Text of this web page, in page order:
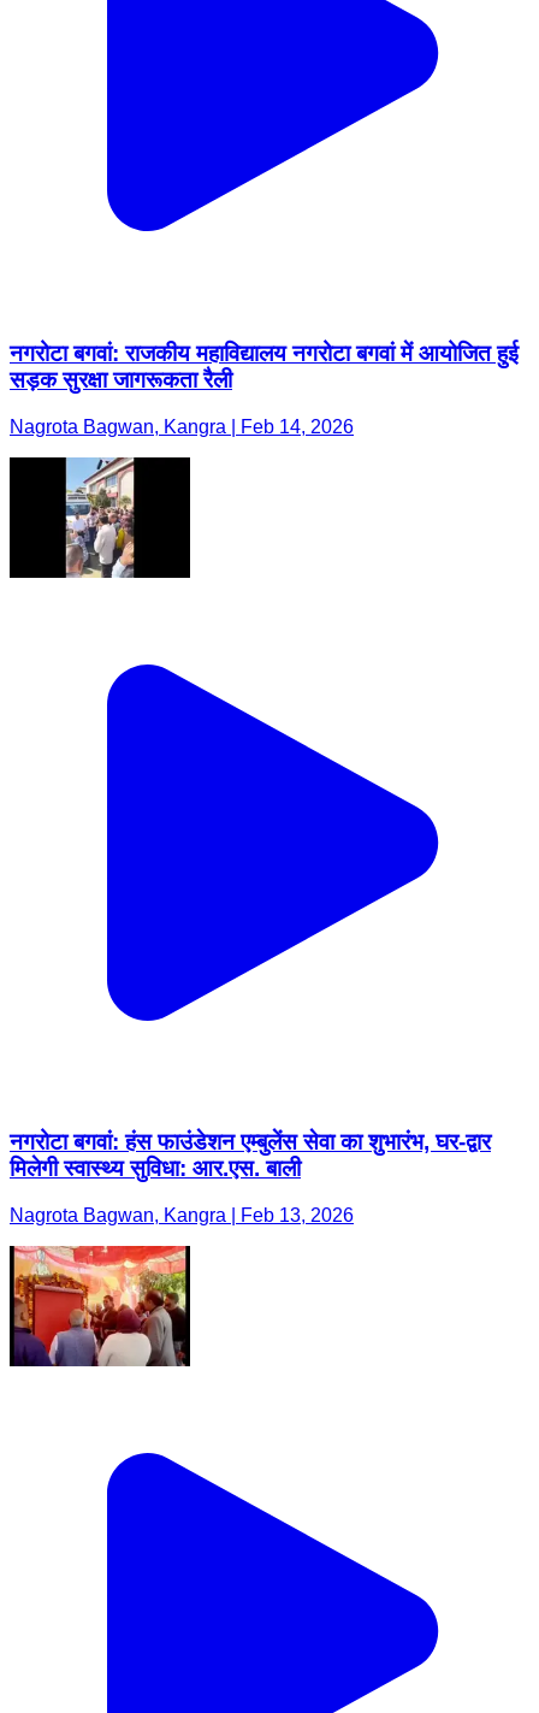
नगरोटा बगवां: राजकीय महाविद्यालय नगरोटा बगवां में आयोजित हुई
सड़क सुरक्षा जागरूकता रैली
Nagrota Bagwan, Kangra | Feb 14, 2026
नगरोटा बगवां: हंस फाउंडेशन एम्बुलेंस सेवा का शुभारंभ, घर-द्वार
मिलेगी स्वास्थ्य सुविधा: आर.एस. बाली
Nagrota Bagwan, Kangra | Feb 13, 2026